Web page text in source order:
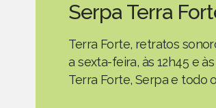
Serpa Terra
Terra Forte, retratos
a sexta-feira, às 12h45 e
Terra Forte, Serpa e todo